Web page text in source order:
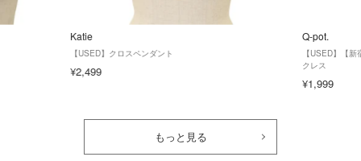
Katie
【USED】クロスペンダント
¥2,499
Q-pot.
【USED】【
クレス
¥1,999
もっと見る